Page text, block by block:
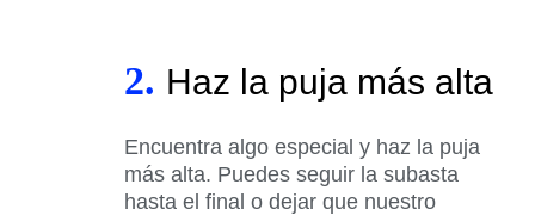
2. Haz la puja más alta
Encuentra algo especial y haz la puja
más alta. Puedes seguir la subasta
hasta el final o dejar que nuestro